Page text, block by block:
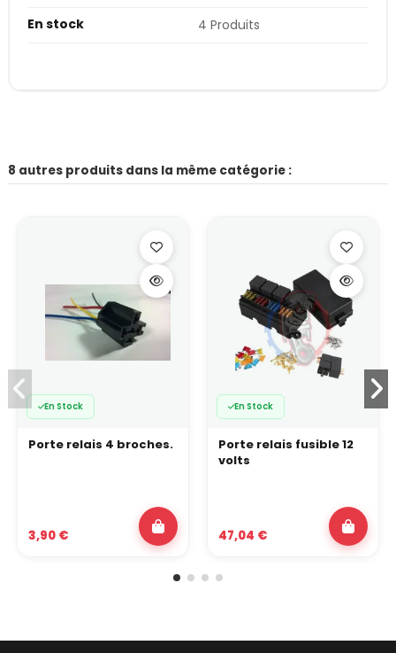
En stock
4 Produits
8 autres produits dans la même catégorie :
En Stock
Porte relais 4 broches.
3,90 €
En Stock
Porte relais fusible 12
volts
47,04 €